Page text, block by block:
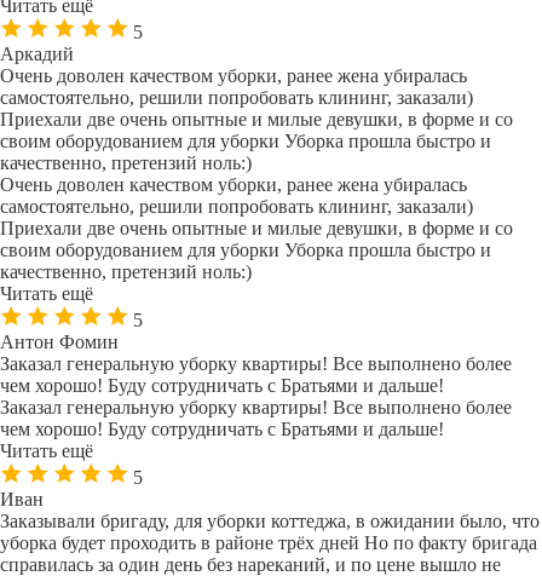
Читать ещё
5
Аркадий
Очень доволен качеством уборки, ранее жена убиралась
самостоятельно, решили попробовать клининг, заказали)
Приехали две очень опытные и милые девушки, в форме и со
своим оборудованием для уборки Уборка прошла быстро и
качественно, претензий ноль:)
Очень доволен качеством уборки, ранее жена убиралась
самостоятельно, решили попробовать клининг, заказали)
Приехали две очень опытные и милые девушки, в форме и со
своим оборудованием для уборки Уборка прошла быстро и
качественно, претензий ноль:)
Читать ещё
5
Антон Фомин
Заказал генеральную уборку квартиры! Все выполнено более
чем хорошо! Буду сотрудничать с Братьями и дальше!
Заказал генеральную уборку квартиры! Все выполнено более
чем хорошо! Буду сотрудничать с Братьями и дальше!
Читать ещё
5
Иван
Заказывали бригаду, для уборки коттеджа, в ожидании было, что
уборка будет проходить в районе трёх дней Но по факту бригада
справилась за один день без нареканий, и по цене вышло не